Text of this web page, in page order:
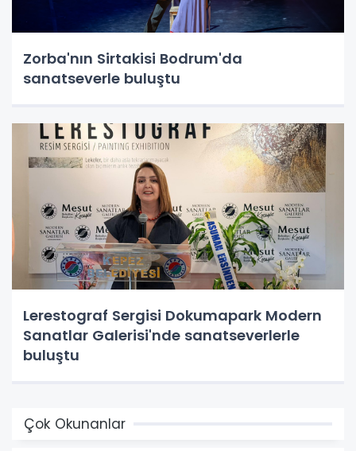
Zorba'nın Sirtakisi Bodrum'da
sanatseverle buluştu
Lerestograf Sergisi Dokumapark Modern
Sanatlar Galerisi'nde sanatseverlerle
buluştu
Çok Okunanlar